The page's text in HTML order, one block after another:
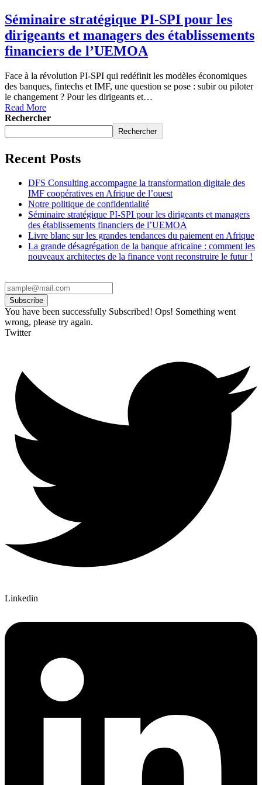
Séminaire stratégique PI-SPI pour les
dirigeants et managers des établissements
financiers de l’UEMOA
Face à la révolution PI-SPI qui redéfinit les modèles économiques
des banques, fintechs et IMF, une question se pose : subir ou piloter
le changement ? Pour les dirigeants et…
Read More
Rechercher
Rechercher
Recent Posts
DFS Consulting accompagne la transformation digitale des
IMF coopératives en Afrique de l’ouest
Notre politique de confidentialité
Séminaire stratégique PI-SPI pour les dirigeants et managers
des établissements financiers de l’UEMOA
Livre blanc sur les grandes tendances du paiement en Afrique
La grande désagrégation de la banque africaine : comment les
nouveaux architectes de la finance vont reconstruire le futur !
Subscribe
You have been successfully Subscribed! Ops! Something went
wrong, please try again.
Twitter
Linkedin